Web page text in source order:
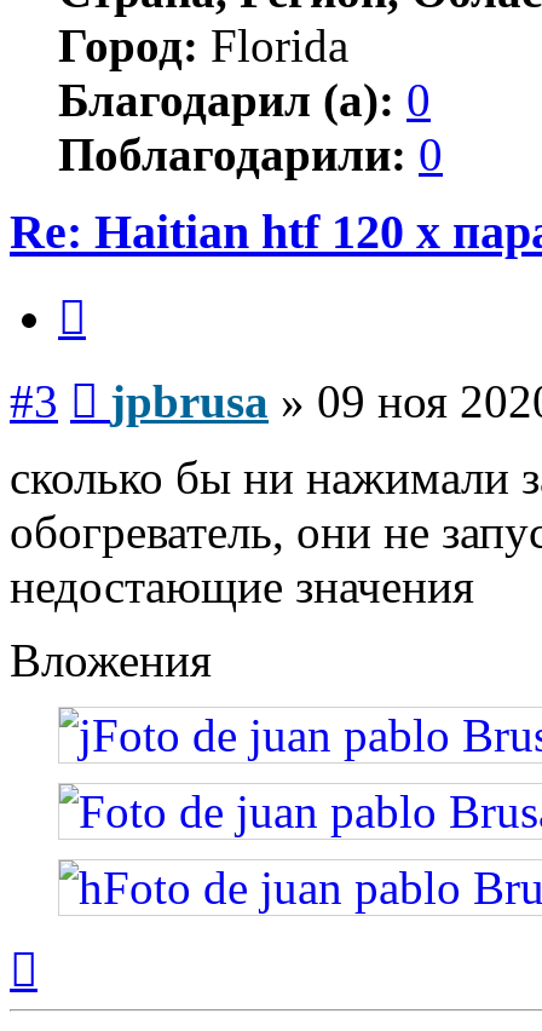
Город: Florida
Благодарил (а): 0
Поблагодарили: 0
Re: Haitian htf 120 x
#3 jpbrusa » 09 ноя
сколько бы ни нажимали
обогреватель, они не
недостающие значения
Вложения
началу